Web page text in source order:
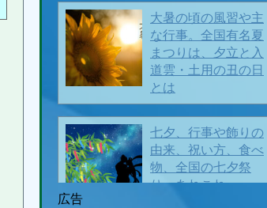
良いお年をお迎えください🎍
❤️ Merry Christmas ❤️
2025/11/22
大暑の頃の風習や主
な行事。全国有名夏
まつりは、夕立と入
道雲・土用の丑の日
とは
七夕、行事や飾りの
由来、祝い方、食べ
物、全国の七夕祭
り、あれこれ